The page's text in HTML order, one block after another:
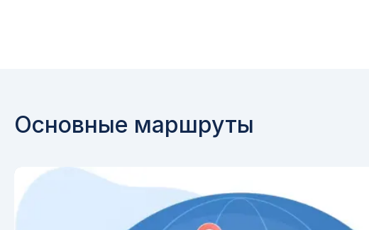
Основные маршруты